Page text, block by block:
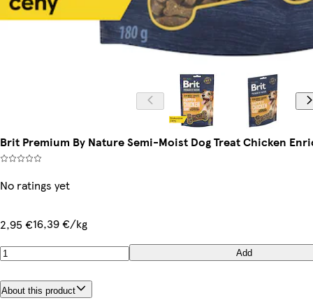
Brit Premium By Nature Semi-Moist Dog Treat Chicken
No ratings yet
2,95 €16,39 €/kg
Add
About this product